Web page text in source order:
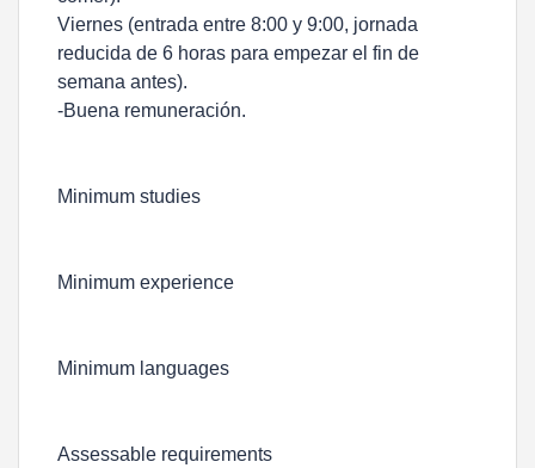
Viernes (entrada entre 8:00 y 9:00, jornada
reducida de 6 horas para empezar el fin de
semana antes).
-Buena remuneración.
Minimum studies
Minimum experience
Minimum languages
Assessable requirements